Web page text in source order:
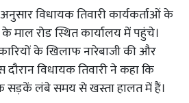
अनुसार विधायक तिवारी कार्यकर्ताओं के
माल रोड स्थित कार्यालय में पहुंचे।
के खिलाफ नारेबाजी की और
विधायक तिवारी ने कहा कि
सड़कें लंबे समय से खस्ता हालत में हैं।